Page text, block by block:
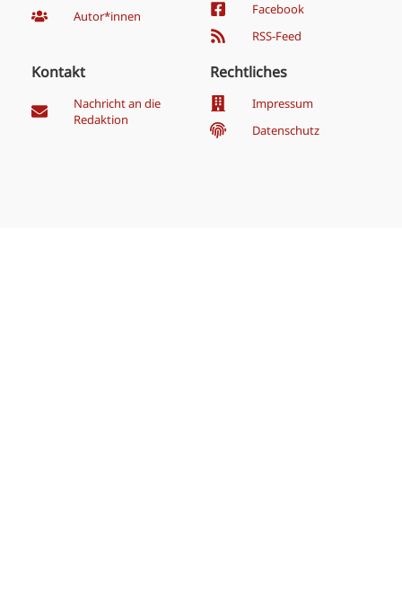
Autor*innen
Facebook
RSS-Feed
Kontakt
Nachricht an die
Redaktion
Rechtliches
Impressum
Datenschutz